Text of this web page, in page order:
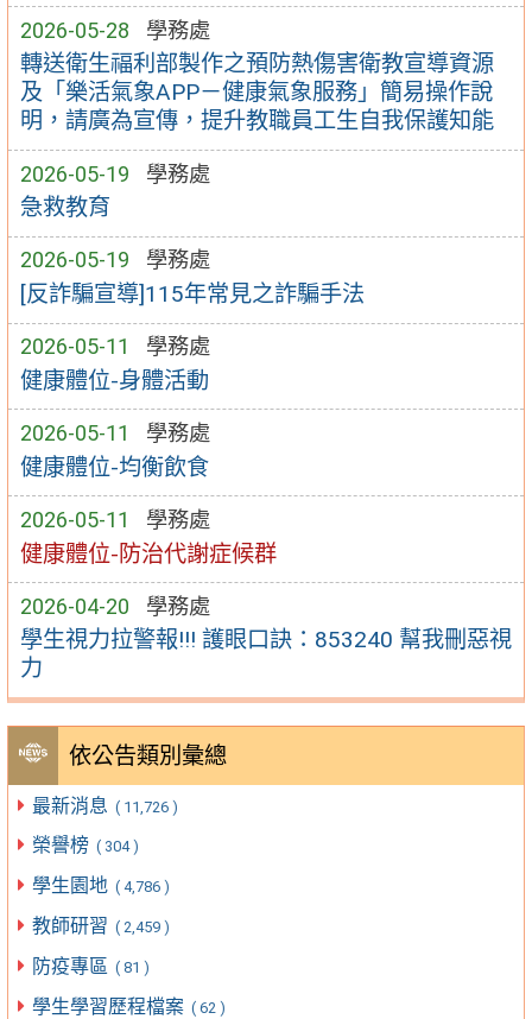
2026-05-28 學務處
轉送衛生福利部製作之預防熱傷害衛教宣導資源
及「樂活氣象APP－健康氣象服務」簡易操作說
明，請廣為宣傳，提升教職員工生自我保護知能
2026-05-19 學務處
急救教育
2026-05-19 學務處
[反詐騙宣導]115年常見之詐騙手法
2026-05-11 學務處
健康體位-身體活動
2026-05-11 學務處
健康體位-均衡飲食
2026-05-11 學務處
健康體位-防治代謝症候群
2026-04-20 學務處
學生視力拉警報!!! 護眼口訣：853240 幫我刪惡視
力
依公告類別彙總
最新消息 ( 11,726 )
榮譽榜 ( 304 )
學生園地 ( 4,786 )
教師研習 ( 2,459 )
防疫專區 ( 81 )
學生學習歷程檔案 ( 62 )